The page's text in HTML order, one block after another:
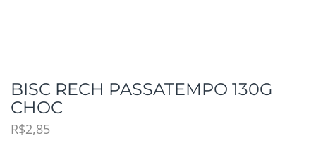
BISC RECH PASSATEMPO 130G
CHOC
R$2,85